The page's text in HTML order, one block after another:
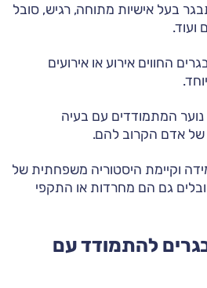
בעל אישיות מתוחה, רגיש, סובל
ועוד.
החווים אירוע או אירועים
נוער המתמודדים עם בעיה
של אדם הקרוב להם.
וקיימת היסטוריה משפחתית של
גם הם מחרדות או התקפי
להתמודד עם